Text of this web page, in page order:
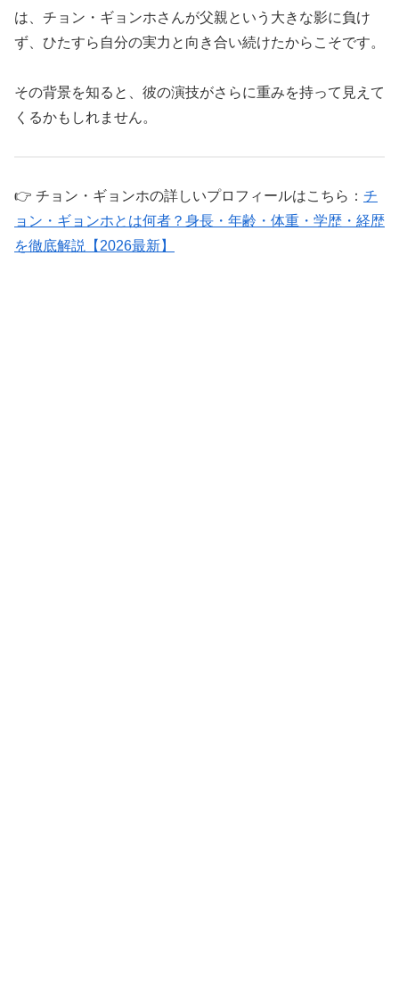
は、チョン・ギョンホさんが父親という大きな影に負け
ず、ひたすら自分の実力と向き合い続けたからこそです。
その背景を知ると、彼の演技がさらに重みを持って見えて
くるかもしれません。
👉 チョン・ギョンホの詳しいプロフィールはこちら： チ
ョン・ギョンホとは何者？身長・年齢・体重・学歴・経歴
を徹底解説【2026最新】